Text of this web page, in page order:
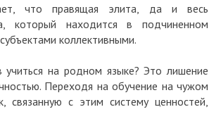
что правящая элита, да и весь
который находится в подчиненном
коллективными.
учиться на родном языке? Это лишение
Переходя на обучение на чужом
с этим систему ценностей,